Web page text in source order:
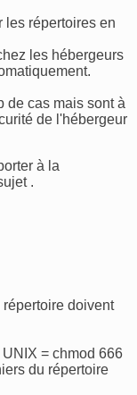
les répertoires en
les hébergeurs
de cas mais sont à
de l'hébergeur
à la
.
doivent
= chmod 666
du répertoire